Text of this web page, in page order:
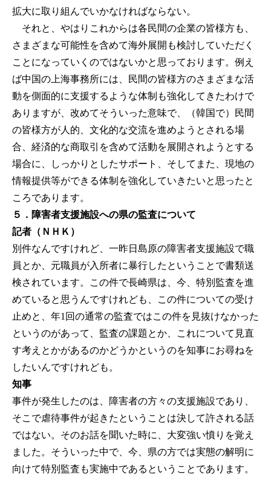
拡大に取り組んでいかなければならない。
それと、やはりこれからは各民間の企業の皆様方も、
さまざまな可能性を含めて海外展開も検討していただく
ことになっていくのではないかと思っております。例え
ば中国の上海事務所には、民間の皆様方のさまざまな活
動を側面的に支援するような体制も強化してきたわけで
ありますが、改めてそういった意味で、（韓国で）民間
の皆様方が人的、文化的な交流を進めようとされる場
合、経済的な商取引を含めて活動を展開されようとする
場合に、しっかりとしたサポート、そしてまた、現地の
情報提供等ができる体制を強化していきたいと思ったと
ころであります。
５．障害者支援施設への県の監査について
記者（ＮＨＫ）
別件なんですけれど、一昨日島原の障害者支援施設で職
員とか、元職員が入所者に暴行したということで書類送
検されています。この件で長崎県は、今、特別監査を進
めていると思うんですけれども、この件についての受け
止めと、年1回の通常の監査ではこの件を見抜けなかった
というのがあって、監査の課題とか、これについて見直
す考えとかがあるのかどうかというのを知事にお尋ねを
したいんですけれども。
知事
事件が発生したのは、障害者の方々の支援施設であり、
そこで虐待事件が起きたということは決して許される話
ではない。そのお話を聞いた時に、大変強い憤りを覚え
ました。そういった中で、今、県の方では実態の解明に
向けて特別監査も実施中であるということであります。